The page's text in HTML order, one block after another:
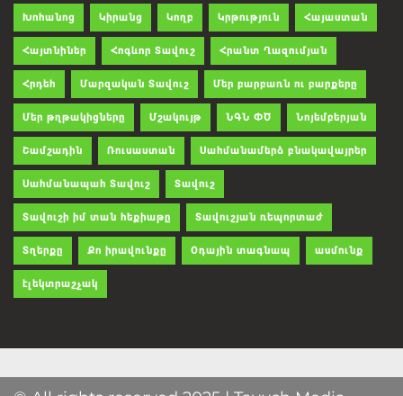
Խոհանոց Կիրանց Կողբ Կրթություն Հայաստան
Հայտնիներ Հոգևոր Տավուշ Հրանտ Ղազումյան
Հրդեհ Մարզական Տավուշ Մեր բարբառն ու բարքերը
Մեր թղթակիցները Մշակույթ ՆԳՆ ՓԾ Նոյեմբերյան
Շամշադին Ռուսաստան Սահմանամերձ բնակավայրեր
Սահմանապահ Տավուշ Տավուշ
Տավուշի իմ տան հեքիաթը Տավուշյան ռեպորտաժ
Տղերքը Քո իրավունքը Օդային տագնապ ասմունք
էլեկտրաշչակ